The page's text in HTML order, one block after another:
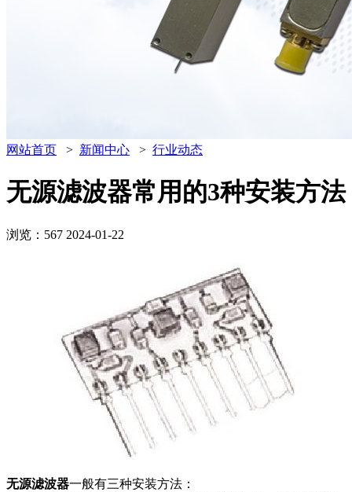
网站首页 > 新闻中心 > 行业动态
无源滤波器常用的3种安装方法
浏览：567 2024-01-22
无源滤波器一般有三种安装方法：